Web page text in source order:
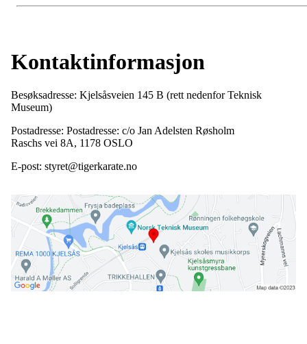
Kontaktinformasjon
Besøksadresse: Kjelsåsveien 145 B (rett nedenfor Teknisk
Museum)
Postadresse: Postadresse: c/o Jan Adelsten Røsholm
Raschs vei 8A, 1178 OSLO
E-post: styret@tigerkarate.no